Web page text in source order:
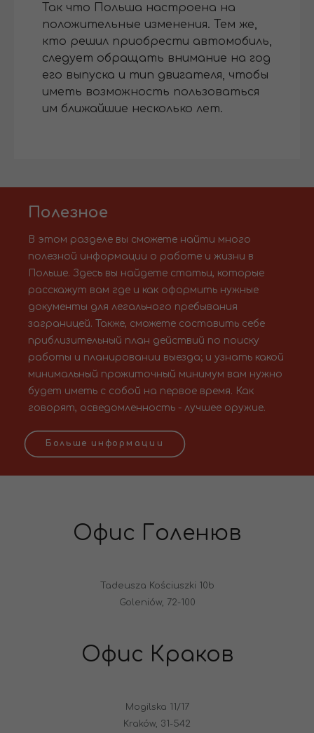
Так что Польша настроена на
положительные изменения. Тем же,
кто решил приобрести автомобиль,
следует обращать внимание на год
его выпуска и тип двигателя, чтобы
иметь возможность пользоваться
им ближайшие несколько лет.
Полезное
В этом разделе вы сможете найти много
полезной информации о работе и жизни в
Польше. Здесь вы найдете статьи, которые
расскажут вам где и как оформить нужные
документы для легального пребывания
заграницей. Также, сможете составить себе
приблизительный план действий по поиску
работы и планировании выезда; и узнать какой
минимальный прожиточный минимум вам нужно
будет иметь с собой на первое время. Как
говорят, осведомленность - лучшее оружие.
Больше информации
Офис Голенюв
Tadeusza Kościuszki 10b
Goleniów, 72-100
Офис Краков
Mogilska 11/17
Kraków, 31-542